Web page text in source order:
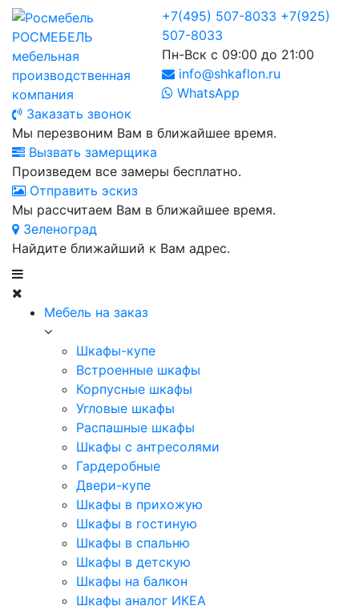
РОСМЕБЕЛЬ
мебельная
производственная
компания
+7(495) 507-8033 +7(925)
507-8033
Пн-Вск с 09:00 до 21:00
info@shkaflon.ru
WhatsApp
Заказать звонок
Мы перезвоним Вам в ближайшее время.
Вызвать замерщика
Произведем все замеры бесплатно.
Отправить эскиз
Мы рассчитаем Вам в ближайшее время.
Зеленоград
Найдите ближайший к Вам адрес.
Мебель на заказ
Шкафы-купе
Встроенные шкафы
Корпусные шкафы
Угловые шкафы
Распашные шкафы
Шкафы с антресолями
Гардеробные
Двери-купе
Шкафы в прихожую
Шкафы в гостиную
Шкафы в спальню
Шкафы в детскую
Шкафы на балкон
Шкафы аналог ИКЕА